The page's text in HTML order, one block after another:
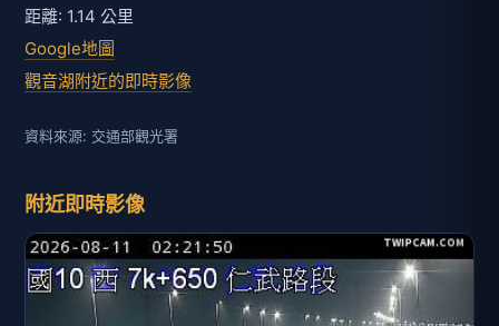
距離: 1.14 公里
Google地圖
觀音湖附近的即時影像
資料來源: 交通部觀光署
附近即時影像